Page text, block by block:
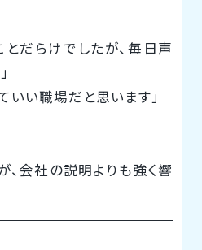
とだらけでしたが、毎日声
いい職場だと思います」
、会社の説明よりも強く響